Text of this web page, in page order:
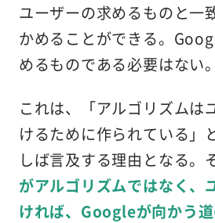
ユーザーの求めるものと一
かめることができる。
めるものである必要はない。
これは、「アルゴリズムは
けるために作られている」
しば言及する理由となる。
がアルゴリズムではなく、
ければ、Googleが向かう